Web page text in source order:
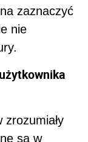
zaznaczyć
nie
zrozumiały
są w